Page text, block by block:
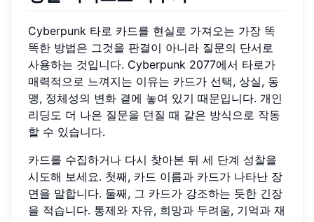
Cyberpunk 타로 카드를 현실로 가져오는 가장 똑
똑한 방법은 그것을 판결이 아니라 질문의 단서로
사용하는 것입니다. Cyberpunk 2077에서 타로가
매력적으로 느껴지는 이유는 카드가 선택, 상실, 동
맹, 정체성의 변화 곁에 놓여 있기 때문입니다. 개인
리딩도 더 나은 질문을 던질 때 같은 방식으로 작동
할 수 있습니다.
카드를 수집하거나 다시 찾아본 뒤 세 단계 성찰을
시도해 보세요. 첫째, 카드 이름과 카드가 나타난 장
면을 말합니다. 둘째, 그 카드가 강조하는 듯한 긴장
을 적습니다. 통제와 자유, 희망과 두려움, 기억과 재